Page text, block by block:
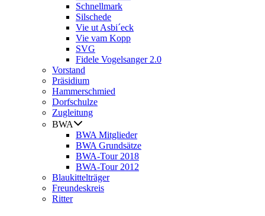
Schnellmark
Silschede
Vie ut Asbi´eck
Vie vam Kopp
SVG
Fidele Vogelsanger 2.0
Vorstand
Präsidium
Hammerschmied
Dorfschulze
Zugleitung
BWA
BWA Mitglieder
BWA Grundsätze
BWA-Tour 2018
BWA-Tour 2012
Blaukittelträger
Freundeskreis
Ritter